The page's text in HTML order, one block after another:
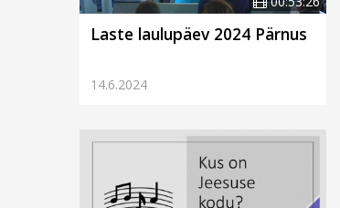
Laste laulupäev 2024 Pärnus
14.6.2024